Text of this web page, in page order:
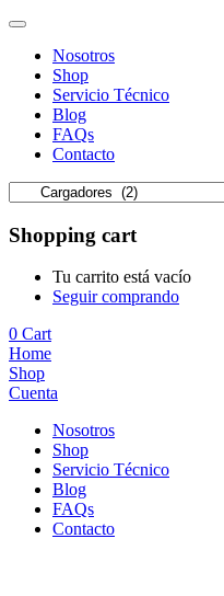
Nosotros
Shop
Servicio Técnico
Blog
FAQs
Contacto
Shopping cart
Tu carrito está vacío
Seguir comprando
0 Cart
Home
Shop
Cuenta
Nosotros
Shop
Servicio Técnico
Blog
FAQs
Contacto